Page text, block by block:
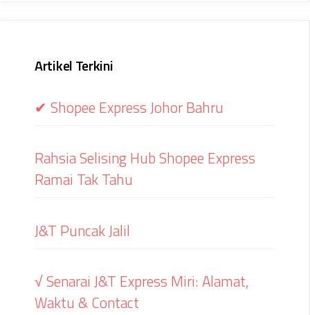
Artikel Terkini
✔ Shopee Express Johor Bahru
Rahsia Selising Hub Shopee Express
Ramai Tak Tahu
J&T Puncak Jalil
√ Senarai J&T Express Miri: Alamat,
Waktu & Contact